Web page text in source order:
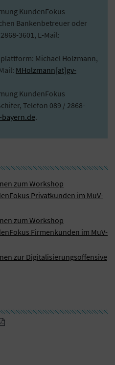
KundenFokus
Bankenbetreuer oder
3601, E-Mail:
Michael Holzmann,
MHolzmann[at]gv-
KundenFokus
Telefon 089 / 2868-
.
zum Workshop
Privatkunden im MuV-
zum Workshop
Firmenkunden im MuV-
zur Digitalisierungsoffensive